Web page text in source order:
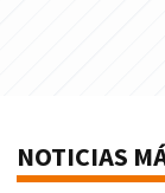
NOTICIAS